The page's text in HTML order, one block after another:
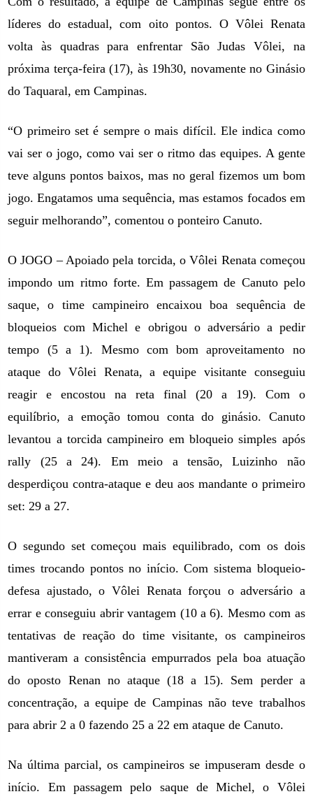
líderes do estadual, com oito pontos. O Vôlei Renata
volta às quadras para enfrentar São Judas Vôlei, na
próxima terça-feira (17), às 19h30, novamente no Ginásio
do Taquaral, em Campinas.
“O primeiro set é sempre o mais difícil. Ele indica como
vai ser o jogo, como vai ser o ritmo das equipes. A gente
teve alguns pontos baixos, mas no geral fizemos um bom
jogo. Engatamos uma sequência, mas estamos focados em
seguir melhorando”, comentou o ponteiro Canuto.
O JOGO – Apoiado pela torcida, o Vôlei Renata começou
impondo um ritmo forte. Em passagem de Canuto pelo
saque, o time campineiro encaixou boa sequência de
bloqueios com Michel e obrigou o adversário a pedir
tempo (5 a 1). Mesmo com bom aproveitamento no
ataque do Vôlei Renata, a equipe visitante conseguiu
reagir e encostou na reta final (20 a 19). Com o
equilíbrio, a emoção tomou conta do ginásio. Canuto
levantou a torcida campineiro em bloqueio simples após
rally (25 a 24). Em meio a tensão, Luizinho não
desperdiçou contra-ataque e deu aos mandante o primeiro
set: 29 a 27.
O segundo set começou mais equilibrado, com os dois
times trocando pontos no início. Com sistema bloqueio-
defesa ajustado, o Vôlei Renata forçou o adversário a
errar e conseguiu abrir vantagem (10 a 6). Mesmo com as
tentativas de reação do time visitante, os campineiros
mantiveram a consistência empurrados pela boa atuação
do oposto Renan no ataque (18 a 15). Sem perder a
concentração, a equipe de Campinas não teve trabalhos
para abrir 2 a 0 fazendo 25 a 22 em ataque de Canuto.
Na última parcial, os campineiros se impuseram desde o
início. Em passagem pelo saque de Michel, o Vôlei